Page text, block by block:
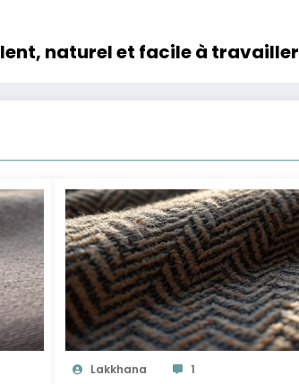
naturel et facile à travailler
Lakkhana 1